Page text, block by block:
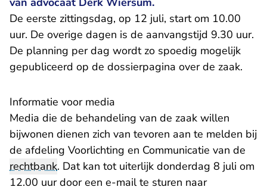
De eerste zittingsdag, op 12 juli, start om 10.00
uur. De overige dagen is de aanvangstijd 9.30 uur.
De planning per dag wordt zo spoedig mogelijk
gepubliceerd op de dossierpagina over de zaak.
Informatie voor media
Media die de behandeling van de zaak willen
bijwonen dienen zich van tevoren aan te melden bij
de afdeling Voorlichting en Communicatie van de
rechtbank. Dat kan tot uiterlijk donderdag 8 juli om
12.00 uur door een e-mail te sturen naar